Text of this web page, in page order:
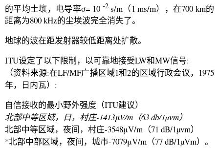
的平均土壤，电导率σ= 10 -2s/m（1 ms/m），在700 km的
距离为800 kHz的尘埃波完全消失了。
地球的波在距发射器较低距离处扩散。
ITU设定了以下限制，以可靠地接受LW和MW信号:
（资料来源:在LF/MF广播区域1和2的区域行政会议，1975
年，日内瓦）:
自信接收的最小野外强度（ITU建议）
北部中等区域，日，村庄-1413μV/m（63 db/1µvm）
北部中等区域，夜间，村庄-3548μV/m（71 dB/1µvm）
*北部中部区域，夜间，城市-7079μV/m（77 dB/1µVm）。